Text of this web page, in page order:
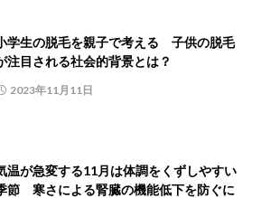
学生の脱毛を親子で考える 子供の脱毛
注目される社会的背景とは？
2023年11月11日
温が急変する11月は体調をくずしやすい
節 寒さによる腎臓の機能低下を防ぐに